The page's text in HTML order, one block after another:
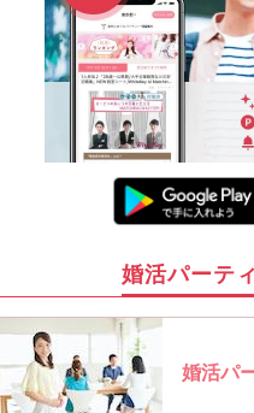
婚活パーテ
婚活パ